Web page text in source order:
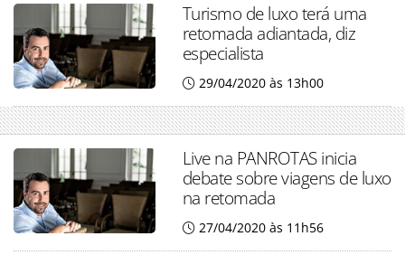
Turismo de luxo terá uma
retomada adiantada, diz
especialista
29/04/2020 às 13h00
Live na PANROTAS inicia
debate sobre viagens de luxo
na retomada
27/04/2020 às 11h56